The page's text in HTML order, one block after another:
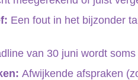
Een fout in het bijzonder
van 30 juni wordt soms
Afwijkende afspraken